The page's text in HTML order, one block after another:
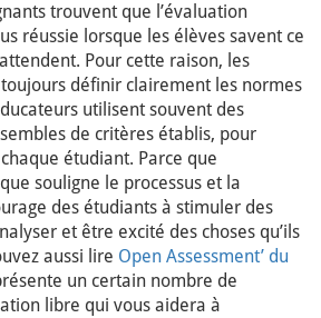
trouvent que l’évaluation
réussie lorsque les élèves savent ce
Pour cette raison, les
définir clairement les normes
utilisent souvent des
de critères établis, pour
étudiant. Parce que
souligne le processus et la
des étudiants à stimuler des
et être excité des choses qu’ils
aussi lire Open Assessment’ du
un certain nombre de
libre qui vous aidera à